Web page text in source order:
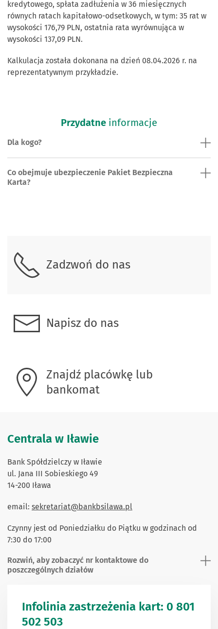
kredytowego, spłata zadłużenia w 36 miesięcznych
równych ratach kapitałowo-odsetkowych, w tym: 35 rat w
wysokości 176,79 PLN, ostatnia rata wyrównująca w
wysokości 137,09 PLN.
Kalkulacja została dokonana na dzień 08.04.2026 r. na
reprezentatywnym przykładzie.
Przydatne informacje
Dla kogo?
Co obejmuje ubezpieczenie Pakiet Bezpieczna
Karta?
Zadzwoń do nas
Napisz do nas
Znajdź placówkę lub
bankomat
Centrala w Iławie
Bank Spółdzielczy w Iławie
ul. Jana III Sobieskiego 49
14-200 Iława
email: sekretariat@bankbsilawa.pl
Czynny jest od Poniedziałku do Piątku w godzinach od
7:30 do 17:00
Rozwiń, aby zobaczyć nr kontaktowe do
poszczególnych działów
Infolinia zastrzeżenia kart: 0 801
502 503